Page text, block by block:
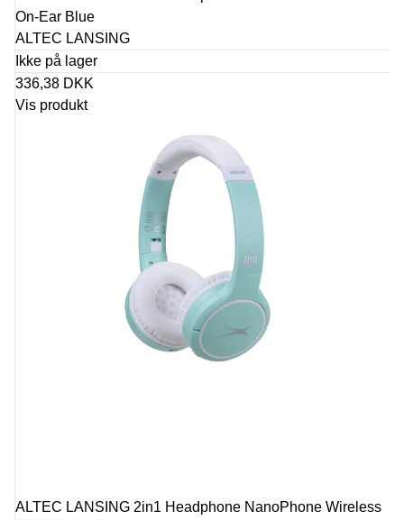
On-Ear Blue
ALTEC LANSING
Ikke på lager
336,38 DKK
Vis produkt
ALTEC LANSING 2in1 Headphone NanoPhone Wireless